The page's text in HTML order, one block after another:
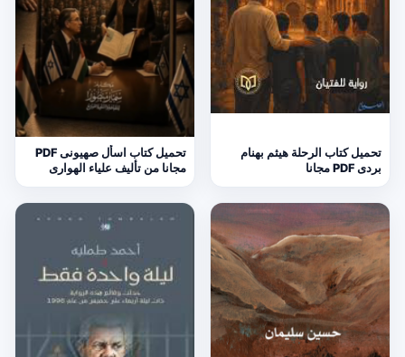
تحميل كتاب الرحلة هيثم بهنام
بردى PDF مجانا
تحميل كتاب اسأل صهيونى PDF
مجانا من تأليف علياء الهوارى